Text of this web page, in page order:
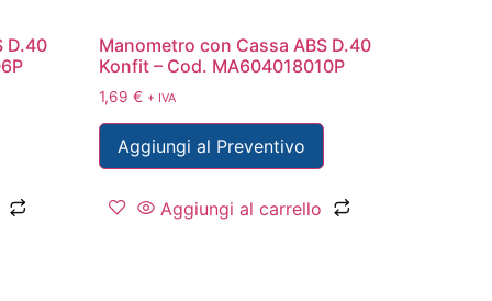
D.40
Manometro con Cassa ABS D.40
Konfit – Cod. MA604018010P
1,69€ + IVA
Aggiungi al Preventivo
Aggiungi al carrello